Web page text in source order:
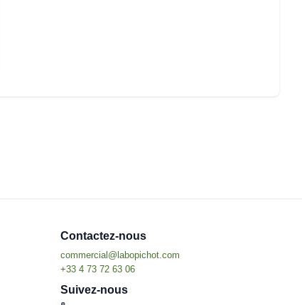
Contactez-nous
Suivez-nous